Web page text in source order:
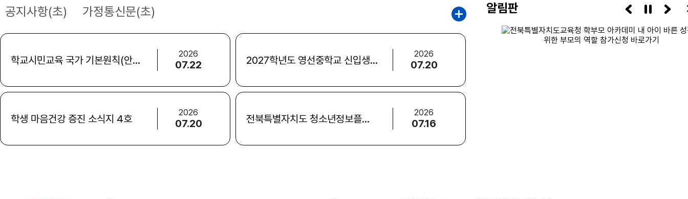
공지사항(초) 가정통신문(초)
학교시민교육 국가 기본원칙(안) 국민의견수렴 안내
2026
07.22 2027학년도 영선중학교 신입생 입학 전형 모집 요강
2026
07.20
학생 마음건강 증진 소식지 4호
2026
07.20 전북특별자치도 청소년정보플랫폼 이용 안내
2026
07.16
알림판